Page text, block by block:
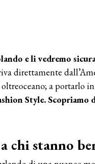
e li vedremo
direttamente
a portarlo
Style. Scopriamo
chi stanno